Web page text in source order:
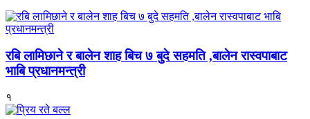
रबि लामिछाने र बालेन शाह बिच ७ बुदे सहमति ,बालेन रास्वपाबाट
भाबि प्रधानमन्त्री
१